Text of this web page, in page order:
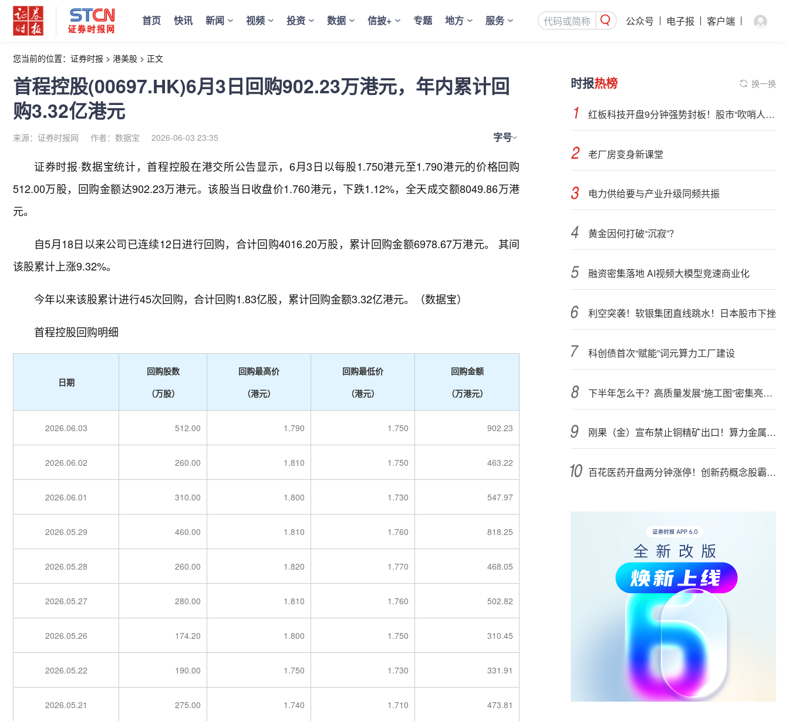
首页 快讯 新闻 视频 投资 数据 信披+ 专题 地方 服务 公众号 电子报 客户端
您当前的位置： 证券时报 > 港美股 > 正文
首程控股(00697.HK)6月3日回购902.23万港元，年内累计回
购3.32亿港元
来源：证券时报网 作者：数据宝 2026-06-03 23:35 字号
证券时报·数据宝统计，首程控股在港交所公告显示，6月3日以每股1.750港元至1.790港元的价格回购
512.00万股，回购金额达902.23万港元。该股当日收盘价1.760港元，下跌1.12%，全天成交额8049.86万港
元。
自5月18日以来公司已连续12日进行回购，合计回购4016.20万股，累计回购金额6978.67万港元。 其间
该股累计上涨9.32%。
今年以来该股累计进行45次回购，合计回购1.83亿股，累计回购金额3.32亿港元。（数据宝）
首程控股回购明细
日期
回购股数
（万股）
回购最高价
（港元）
回购最低价
（港元）
回购金额
（万港元）
2026.06.03 512.00 1.790 1.750 902.23
2026.06.02 260.00 1.810 1.750 463.22
2026.06.01 310.00 1.800 1.730 547.97
2026.05.29 460.00 1.810 1.760 818.25
2026.05.28 260.00 1.820 1.770 468.05
2026.05.27 280.00 1.810 1.760 502.82
2026.05.26 174.20 1.800 1.750 310.45
2026.05.22 190.00 1.750 1.730 331.91
2026.05.21 275.00 1.740 1.710 473.81
时报热榜 换一换
红板科技开盘9分钟强势封板！股市“吹哨人”突然改口！市场风向变了？
老厂房变身新课堂
电力供给要与产业升级同频共振
黄金因何打破“沉寂”？
融资密集落地 AI视频大模型竞速商业化
利空突袭！软银集团直线跳水！日本股市下挫
科创债首次“赋能”词元算力工厂建设
下半年怎么干？高质量发展“施工图”密集亮相 聚焦主业提质增效 国资央企向AI要动能
刚果（金）宣布禁止铜精矿出口！算力金属影响多大？
百花医药开盘两分钟涨停！创新药概念股霸屏，业绩预喜股来了